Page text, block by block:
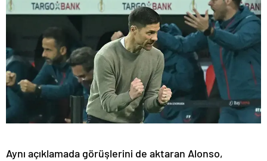
Aynı açıklamada görüşlerini de aktaran Alonso,